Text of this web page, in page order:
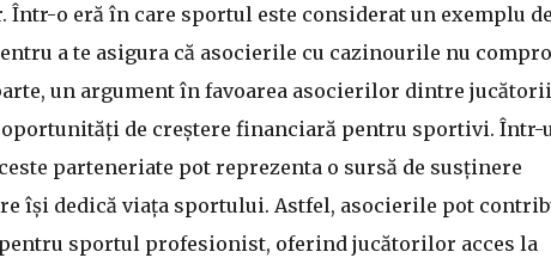
o eră în care sportul este considerat un exemplu de
a te asigura că asocierile cu cazinourile nu
un argument în favoarea asocierilor dintre
oportunități de creștere financiară pentru sportivi. Într-
parteneriate pot reprezenta o sursă de susținere
își dedică viața sportului. Astfel, asocierile pot
sportul profesionist, oferind jucătorilor acces la